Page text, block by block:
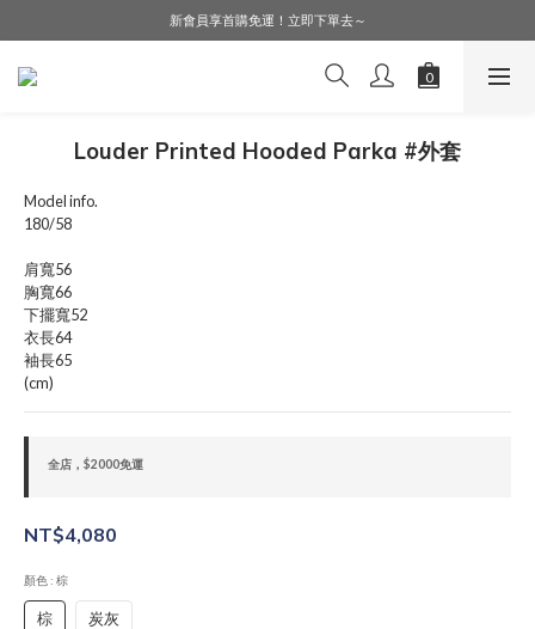
LINE好友募集中，加入就送購物金$50！
新會員享首購免運！立即下單去～
會員購物享會員價，點擊登入查詢會員折扣！
Louder Printed Hooded Parka #外套
Model info.
180/58
肩寬56
胸寬66
下擺寬52
衣長64
袖長65
(cm)
全店，$2000免運
NT$4,080
顏色 : 棕
棕 炭灰